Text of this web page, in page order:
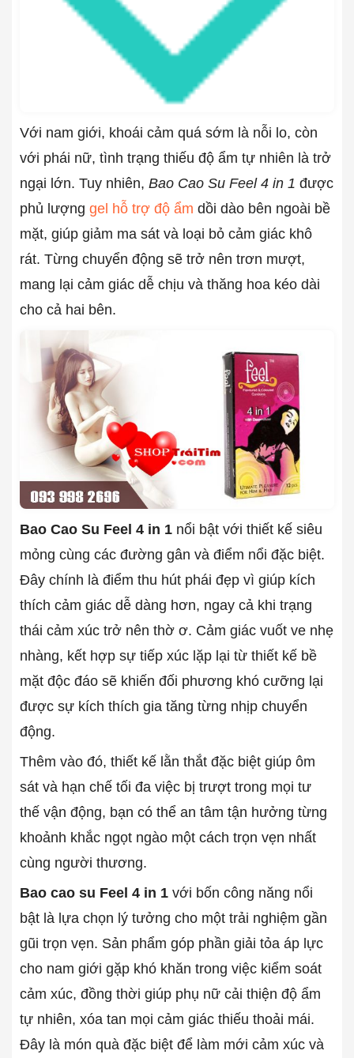
Với nam giới, khoái cảm quá sớm là nỗi lo, còn
với phái nữ, tình trạng thiếu độ ẩm tự nhiên là trở
ngại lớn. Tuy nhiên, Bao Cao Su Feel 4 in 1 được
phủ lượng gel hỗ trợ độ ẩm dồi dào bên ngoài bề
mặt, giúp giảm ma sát và loại bỏ cảm giác khô
rát. Từng chuyển động sẽ trở nên trơn mượt,
mang lại cảm giác dễ chịu và thăng hoa kéo dài
cho cả hai bên.
Bao Cao Su Feel 4 in 1 nổi bật với thiết kế siêu
mỏng cùng các đường gân và điểm nổi đặc biệt.
Đây chính là điểm thu hút phái đẹp vì giúp kích
thích cảm giác dễ dàng hơn, ngay cả khi trạng
thái cảm xúc trở nên thờ ơ. Cảm giác vuốt ve nhẹ
nhàng, kết hợp sự tiếp xúc lặp lại từ thiết kế bề
mặt độc đáo sẽ khiến đối phương khó cưỡng lại
được sự kích thích gia tăng từng nhịp chuyển
động.
Thêm vào đó, thiết kế lằn thắt đặc biệt giúp ôm
sát và hạn chế tối đa việc bị trượt trong mọi tư
thế vận động, bạn có thể an tâm tận hưởng từng
khoảnh khắc ngọt ngào một cách trọn vẹn nhất
cùng người thương.
Bao cao su Feel 4 in 1 với bốn công năng nổi
bật là lựa chọn lý tưởng cho một trải nghiệm gần
gũi trọn vẹn. Sản phẩm góp phần giải tỏa áp lực
cho nam giới gặp khó khăn trong việc kiểm soát
cảm xúc, đồng thời giúp phụ nữ cải thiện độ ẩm
tự nhiên, xóa tan mọi cảm giác thiếu thoải mái.
Đây là món quà đặc biệt để làm mới cảm xúc và